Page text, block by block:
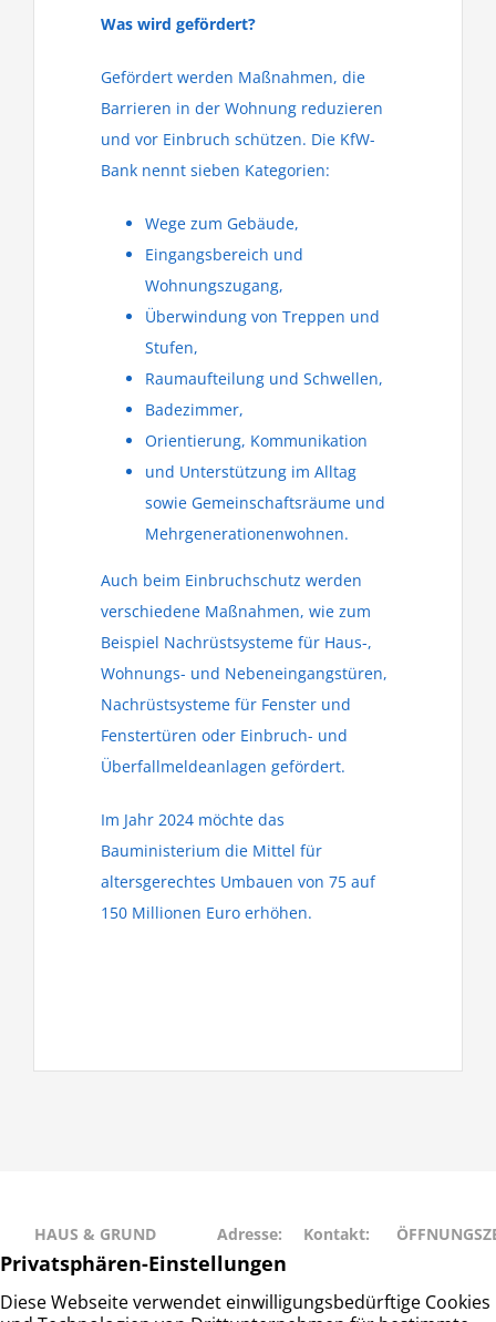
Was wird gefördert?
Gefördert werden Maßnahmen, die
Barrieren in der Wohnung reduzieren
und vor Einbruch schützen. Die KfW-
Bank nennt sieben Kategorien:
Wege zum Gebäude,
Eingangsbereich und
Wohnungszugang,
Überwindung von Treppen und
Stufen,
Raumaufteilung und Schwellen,
Badezimmer,
Orientierung, Kommunikation
und Unterstützung im Alltag
sowie Gemeinschaftsräume und
Mehrgenerationenwohnen.
Auch beim Einbruchschutz werden
verschiedene Maßnahmen, wie zum
Beispiel Nachrüstsysteme für Haus-,
Wohnungs- und Nebeneingangstüren,
Nachrüstsysteme für Fenster und
Fenstertüren oder Einbruch- und
Überfallmeldeanlagen gefördert.
Im Jahr 2024 möchte das
Bauministerium die Mittel für
altersgerechtes Umbauen von 75 auf
150 Millionen Euro erhöhen.
HAUS & GRUND
RAHLSTEDT
Haus- und
Adresse:
Schweriner
Str. 27
Kontakt:
– 677 88 66 • Freitag: